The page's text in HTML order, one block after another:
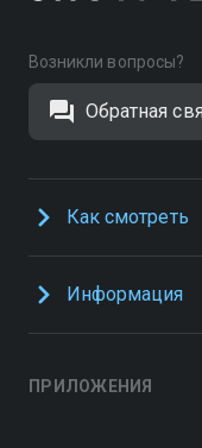
Возникли вопросы?
Обратная
Как смотреть
Информация
ПРИЛОЖЕНИЯ